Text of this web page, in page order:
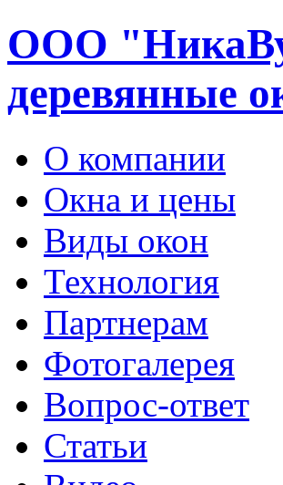
ООО
деревянные
О компании
Окна и цены
Виды окон
Технология
Партнерам
Фотогалерея
Вопрос-ответ
Статьи